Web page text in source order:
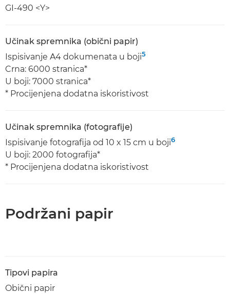
GI-490 <Y>
Učinak spremnika (obični papir)
Ispisivanje A4 dokumenata u boji5
Crna: 6000 stranica*
U boji: 7000 stranica*
* Procijenjena dodatna iskoristivost
Učinak spremnika (fotografije)
Ispisivanje fotografija od 10 x 15 cm u boji6
U boji: 2000 fotografija*
* Procijenjena dodatna iskoristivost
Podržani papir
Tipovi papira
Obični papir